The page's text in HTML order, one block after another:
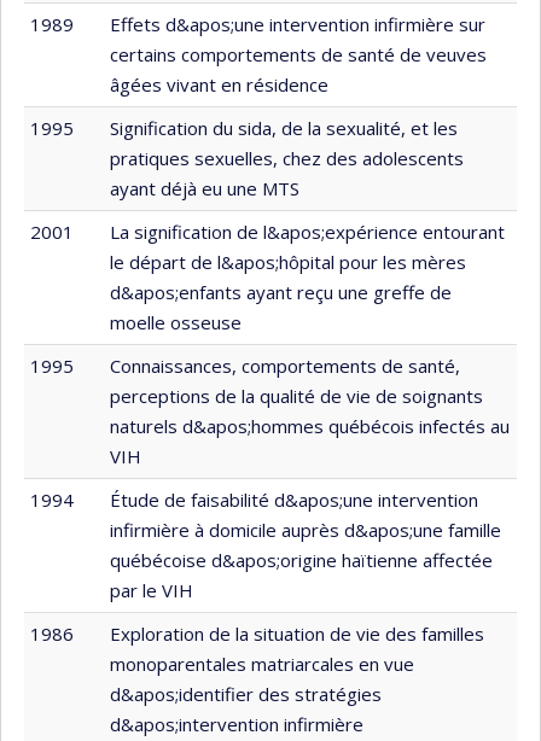
1989
Effets d&apos;une intervention infirmière sur
certains comportements de santé de veuves
âgées vivant en résidence
1995
Signification du sida, de la sexualité, et les
pratiques sexuelles, chez des adolescents
ayant déjà eu une MTS
2001
La signification de l&apos;expérience entourant
le départ de l&apos;hôpital pour les mères
d&apos;enfants ayant reçu une greffe de
moelle osseuse
1995
Connaissances, comportements de santé,
perceptions de la qualité de vie de soignants
naturels d&apos;hommes québécois infectés au
VIH
1994
Étude de faisabilité d&apos;une intervention
infirmière à domicile auprès d&apos;une famille
québécoise d&apos;origine haïtienne affectée
par le VIH
1986
Exploration de la situation de vie des familles
monoparentales matriarcales en vue
d&apos;identifier des stratégies
d&apos;intervention infirmière